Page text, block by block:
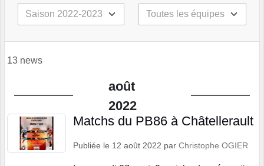
13 news
août
2022
Matchs du PB86 à Châtellerault
Publiée le 12 août 2022 par Christophe OGIER